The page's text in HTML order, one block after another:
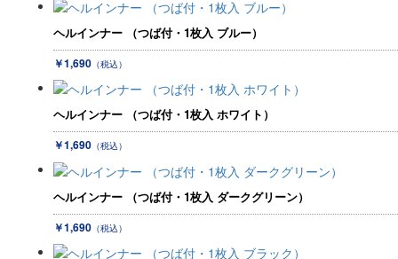
ヘルインナー （つば付・1枚入 ブルー）
￥1,690 （税込）
ヘルインナー （つば付・1枚入 ホワイト）
￥1,690 （税込）
ヘルインナー （つば付・1枚入 ダークグリーン）
￥1,690 （税込）